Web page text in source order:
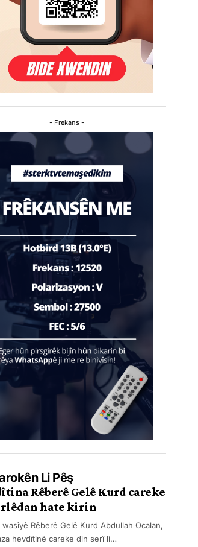
- Frekans -
Li Pêş
Rêberê Gelê Kurd careke
hate kirin
wasîyê Rêberê Gelê Kurd Abdullah Ocalan,
hevdîtinê careke din serî li…